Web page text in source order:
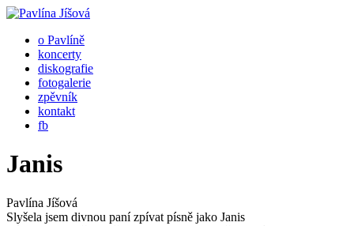
o Pavlíně
koncerty
diskografie
fotogalerie
zpěvník
kontakt
fb
Janis
Pavlína Jíšová
Slyšela jsem divnou paní zpívat písně jako Janis